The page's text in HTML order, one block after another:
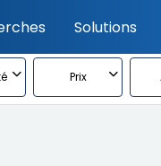
Solutions
Prix